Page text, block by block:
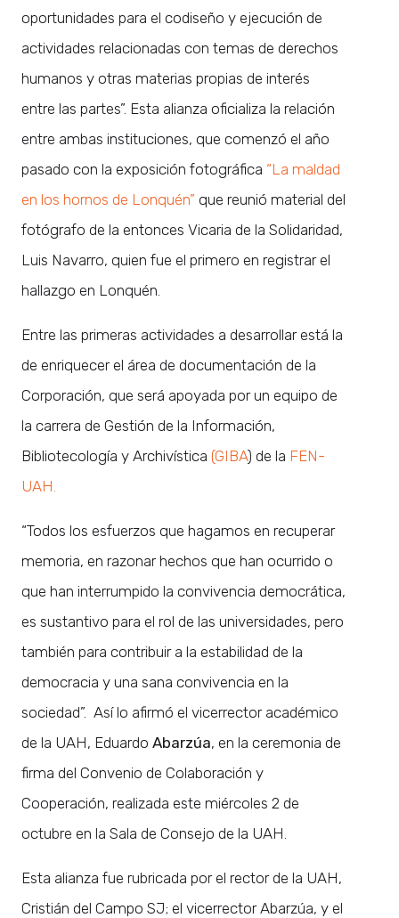
oportunidades para el codiseño y ejecución de
actividades relacionadas con temas de derechos
humanos y otras materias propias de interés
entre las partes”. Esta alianza oficializa la relación
entre ambas instituciones, que comenzó el año
pasado con la exposición fotográfica “La maldad
en los hornos de Lonquén” que reunió material del
fotógrafo de la entonces Vicaria de la Solidaridad,
Luis Navarro, quien fue el primero en registrar el
hallazgo en Lonquén.
Entre las primeras actividades a desarrollar está la
de enriquecer el área de documentación de la
Corporación, que será apoyada por un equipo de
la carrera de Gestión de la Información,
Bibliotecología y Archivística (GIBA) de la FEN-
UAH.
“Todos los esfuerzos que hagamos en recuperar
memoria, en razonar hechos que han ocurrido o
que han interrumpido la convivencia democrática,
es sustantivo para el rol de las universidades, pero
también para contribuir a la estabilidad de la
democracia y una sana convivencia en la
sociedad”. Así lo afirmó el vicerrector académico
de la UAH, Eduardo Abarzúa, en la ceremonia de
firma del Convenio de Colaboración y
Cooperación, realizada este miércoles 2 de
octubre en la Sala de Consejo de la UAH.
Esta alianza fue rubricada por el rector de la UAH,
Cristián del Campo SJ; el vicerrector Abarzúa, y el